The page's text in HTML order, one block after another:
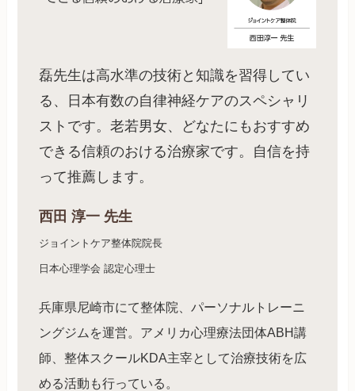
磊先生は高水準の技術と知識を習得してい
る、日本有数の自律神経ケアのスペシャリ
ストです。老若男女、どなたにもおすすめ
できる信頼のおける治療家です。自信を持
って推薦します。
西田 淳一 先生
ジョイントケア整体院院長
日本心理学会 認定心理士
兵庫県尼崎市にて整体院、パーソナルトレーニ
ングジムを運営。アメリカ心理療法団体ABH講
師、整体スクールKDA主宰として治療技術を広
める活動も行っている。